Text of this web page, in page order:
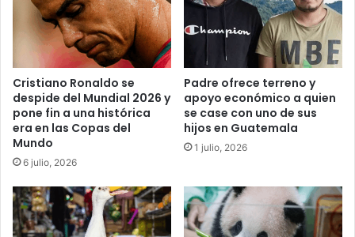
Cristiano Ronaldo se
despide del Mundial 2026 y
pone fin a una histórica
era en las Copas del
Mundo
6 julio, 2026
Padre ofrece terreno y
apoyo económico a quien
se case con uno de sus
hijos en Guatemala
1 julio, 2026